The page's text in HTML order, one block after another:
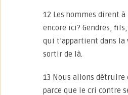
12 Les hommes dirent à
encore ici? Gendres,
qui t’appartient dans
sortir de là.
13 Nous allons détruire
parce que le cri contre